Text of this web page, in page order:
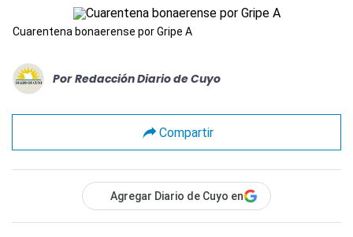
Cuarentena bonaerense por Gripe A
Por Redacción Diario de Cuyo
Compartir
Agregar Diario de Cuyo en